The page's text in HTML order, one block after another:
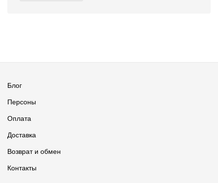
Блог
Персоны
Оплата
Доставка
Возврат и обмен
Контакты